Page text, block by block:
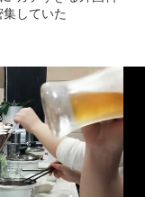
集していた